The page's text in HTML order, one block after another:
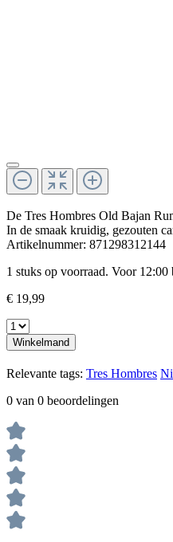
De Tres Hombres Old Bajan
In de smaak kruidig, gezouten
Artikelnummer: 871298312144
1 stuks op voorraad. Voor 12:00
€ 19,99
Winkelmand
Relevante tags: Tres Hombres
0 van 0 beoordelingen